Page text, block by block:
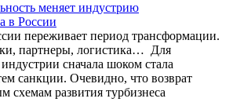
меняет индустрию
в России
переживает период трансформации.
партнеры, логистика… Для
сначала шоком стала
санкции. Очевидно, что возврат
схемам развития турбизнеса